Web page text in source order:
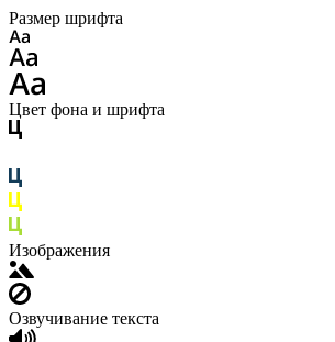
Размер шрифта
Цвет фона и шрифта
Изображения
Озвучивание текста